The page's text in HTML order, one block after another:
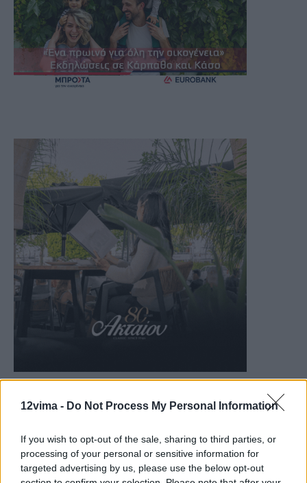
12vima - Do Not Process My Personal Information
If you wish to opt-out of the sale, sharing to third parties, or
processing of your personal or sensitive information for
targeted advertising by us, please use the below opt-out